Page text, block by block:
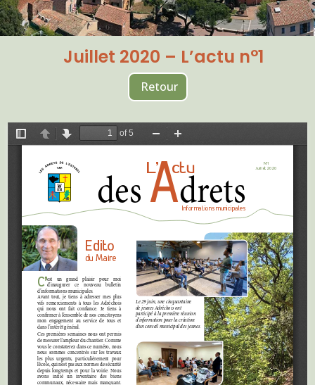
Retour
Juillet 2020 – L’actu n°1